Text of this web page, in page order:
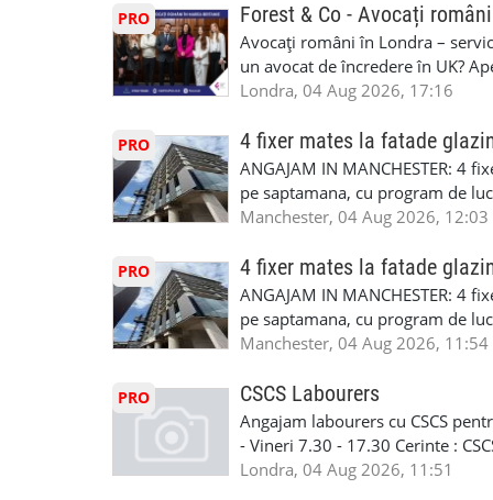
SAPTAMANALA Contact: +44
interesati
PRO Forest & Co - Avocați
Avocați români în Londra –
un avocat de încredere în UK?
Solicitors, indiferent că ai nevoie
familiei (divorț, custodie, partaj)
Servicii pentru companii: •
• Imigrație pentru afaceri și
soluționarea disputelor 💡 De ce
standard ✔ Confidențialitate
790 689 Email:
www.fcos.co.uk 👉
Londra, 04 Aug 2026, 17:16
PRO 4 fixer mates la fatade
ANGAJAM IN MANCHESTER:
pe saptamana, cu program de
in perioada urmatoare. Cerinte:
Tariful se discuta direct, in
discutie este simpla: cine esti,
Prioritate au oamenii din
carora li se termina proiectul
oferta pe care sa o folositi la
WhatsApp: +44 7467 838 881
numele, experienta si data la
https://forms.gle/
T&D GLAZING AND
Manchester, 04 Aug 2026, 12:03
PRO 4 fixer mates la fatade
ANGAJAM IN MANCHESTER:
pe saptamana, cu program de
in perioada urmatoare. Cerinte:
Tariful se discuta direct, in
discutie este simpla: cine esti,
Prioritate au oamenii din
carora li se termina proiectul
Manchester, 04 Aug 2026, 11:54
PRO CSCS Labourers
Angajam labourers cu CSCS
- Vineri 7.30 - 17.30 Cerinte :
Londra, 04 Aug 2026, 11:51